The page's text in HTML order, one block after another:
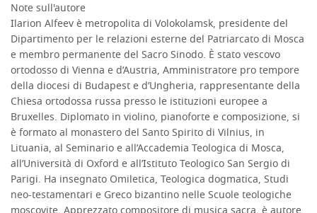
Note sull'autore
Ilarion Alfeev è metropolita di Volokolamsk, presidente del
Dipartimento per le relazioni esterne del Patriarcato di Mosca
e membro permanente del Sacro Sinodo. È stato vescovo
ortodosso di Vienna e d’Austria, Amministratore pro tempore
della diocesi di Budapest e d’Ungheria, rappresentante della
Chiesa ortodossa russa presso le istituzioni europee a
Bruxelles. Diplomato in violino, pianoforte e composizione, si
è formato al monastero del Santo Spirito di Vilnius, in
Lituania, al Seminario e all’Accademia Teologica di Mosca,
all’Università di Oxford e all’Istituto Teologico San Sergio di
Parigi. Ha insegnato Omiletica, Teologica dogmatica, Studi
neo-testamentari e Greco bizantino nelle Scuole teologiche